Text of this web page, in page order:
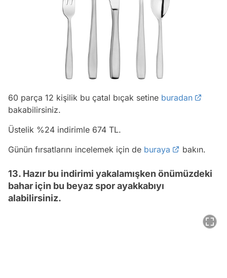
60 parça 12 kişilik bu çatal bıçak setine buradan
bakabilirsiniz.
Üstelik %24 indirimle 674 TL.
Günün fırsatlarını incelemek için de buraya bakın.
13. Hazır bu indirimi yakalamışken önümüzdeki
bahar için bu beyaz spor ayakkabıyı
alabilirsiniz.